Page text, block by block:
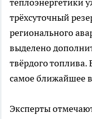
трёхсуточный
регионального
выделено
твёрдого топлива.
самое ближайшее
Эксперты